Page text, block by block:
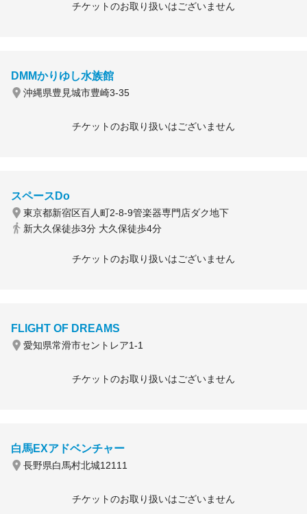
チケットのお取り扱いはございません
DMMかりゆし水族館
沖縄県豊見城市豊崎3-35
チケットのお取り扱いはございません
スペースDo
東京都新宿区百人町2-8-9管楽器専門店ダク地下
新大久保徒歩3分 大久保徒歩4分
チケットのお取り扱いはございません
FLIGHT OF DREAMS
愛知県常滑市セントレア1-1
チケットのお取り扱いはございません
白馬EXアドベンチャー
長野県白馬村北城12111
チケットのお取り扱いはございません